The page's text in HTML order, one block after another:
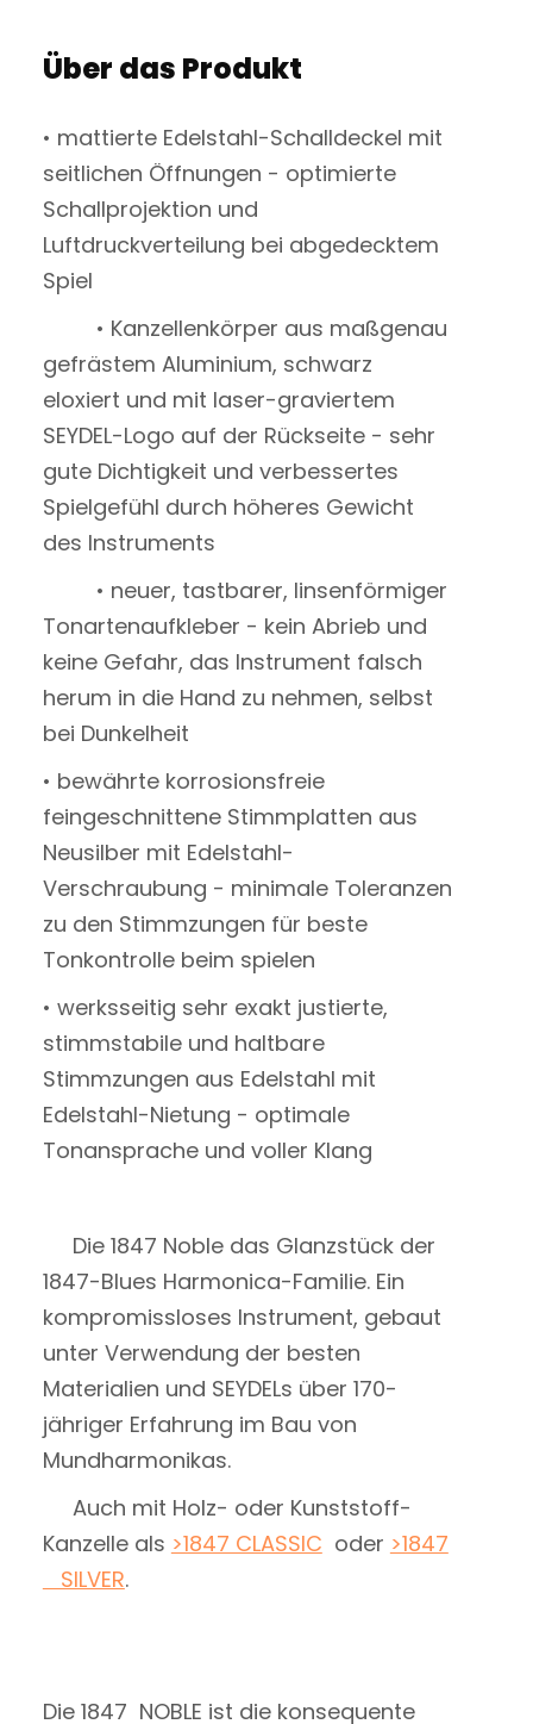
Über das Produkt
• mattierte Edelstahl-Schalldeckel mit
seitlichen Öffnungen - optimierte
Schallprojektion und
Luftdruckverteilung bei abgedecktem
Spiel
• Kanzellenkörper aus maßgenau
gefrästem Aluminium, schwarz
eloxiert und mit laser-graviertem
SEYDEL-Logo auf der Rückseite - sehr
gute Dichtigkeit und verbessertes
Spielgefühl durch höheres Gewicht
des Instruments
• neuer, tastbarer, linsenförmiger
Tonartenaufkleber - kein Abrieb und
keine Gefahr, das Instrument falsch
herum in die Hand zu nehmen, selbst
bei Dunkelheit
• bewährte korrosionsfreie
feingeschnittene Stimmplatten aus
Neusilber mit Edelstahl-
Verschraubung - minimale Toleranzen
zu den Stimmzungen für beste
Tonkontrolle beim spielen
• werksseitig sehr exakt justierte,
stimmstabile und haltbare
Stimmzungen aus Edelstahl mit
Edelstahl-Nietung - optimale
Tonansprache und voller Klang
Die 1847 Noble das Glanzstück der
1847-Blues Harmonica-Familie. Ein
kompromissloses Instrument, gebaut
unter Verwendung der besten
Materialien und SEYDELs über 170-
jähriger Erfahrung im Bau von
Mundharmonikas.
Auch mit Holz- oder Kunststoff-
Kanzelle als >1847 CLASSIC oder >1847
SILVER.
Die 1847 NOBLE ist die konsequente